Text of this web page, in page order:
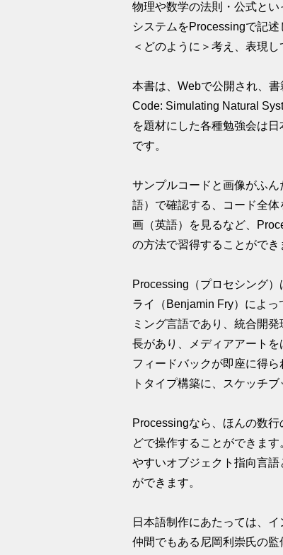
物理や数学の法則・公式と
システムをProcessingで記
＜どのように＞考え、表現
本書は、Webで公開され、
Code: Simulating Natural
を題材にした各種勉強会は
です。
サンプルコードと画像がふ
語）で確認する、コード全
画（英語）を見るなど、
の方法で習得することができ
Processing（プロセシング
ライ（Benjamin Fry）によ
ミング言語であり、統合開
長があり、メディアアート
フィードバックが即座に得
トタイプ構築に、スケッチ
Processingなら、ほんの数
どで操作することができま
やすいオブジェクト指向言
ができます。
日本語制作にあたっては、
仲間でもある尼岡利崇氏の